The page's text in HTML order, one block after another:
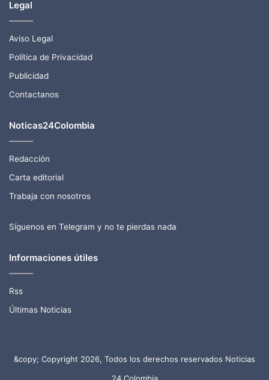
Legal
Aviso Legal
Política de Privacidad
Publicidad
Contactanos
Noticas24Colombia
Redacción
Carta editorial
Trabaja con nosotros
Síguenos en Telegram y no te pierdas nada
Informaciones útiles
Rss
Últimas Noticias
&copy; Copyright 2026, Todos los derechos reservados Noticias